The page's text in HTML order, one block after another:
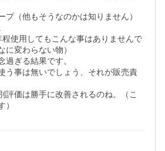
プ（他もそうなのかは知りません）
使用してもこんな事はありませんで
に変わらない物）
過ぎる結果です。
う事は無いでしょう、それが販売責
評価は勝手に改善されるのね。（こ
）